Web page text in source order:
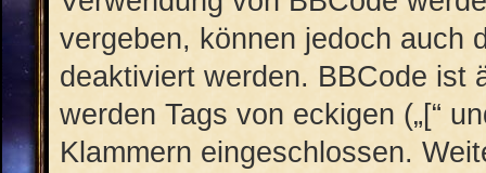
vergeben, können jedoch auch
deaktiviert werden. BBCode ist
werden Tags von eckigen („[“
Klammern eingeschlossen.